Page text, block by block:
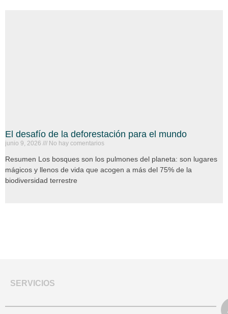
El desafío de la deforestación para el mundo
junio 9, 2026 No hay comentarios
Resumen Los bosques son los pulmones del planeta: son lugares
mágicos y llenos de vida que acogen a más del 75% de la
biodiversidad terrestre
SERVICIOS